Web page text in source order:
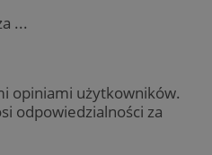
...
opiniami użytkowników.
odpowiedzialności za